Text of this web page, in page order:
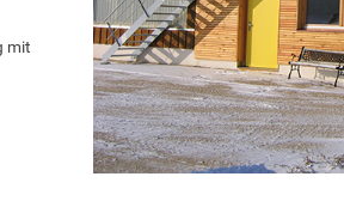
mit